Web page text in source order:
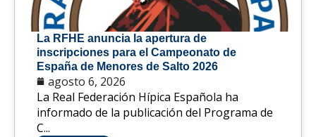
La RFHE anuncia la apertura de
inscripciones para el Campeonato de
España de Menores de Salto 2026
agosto 6, 2026
La Real Federación Hípica Española ha
informado de la publicación del Programa de
C...